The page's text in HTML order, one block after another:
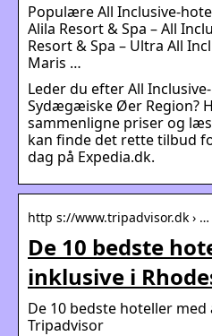
Populære All Inclusive-
Alila Resort & Spa – All
Resort & Spa – Ultra All
Maris …
Leder du efter All
Sydægæiske Øer Region?
sammenligne priser og
kan finde det rette tilbud
dag på Expedia.dk.
http s://www.tripadvisor.dk › …
De 10 bedste
inklusive i
De 10 bedste hoteller med
Tripadvisor